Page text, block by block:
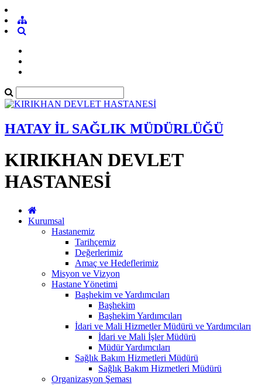
HATAY İL SAĞLIK MÜDÜRLÜĞÜ
KIRIKHAN DEVLET
HASTANESİ
Kurumsal
Hastanemiz
Tarihçemiz
Değerlerimiz
Amaç ve Hedeflerimiz
Misyon ve Vizyon
Hastane Yönetimi
Başhekim ve Yardımcıları
Başhekim
Başhekim Yardımcıları
İdari ve Mali Hizmetler Müdürü ve Yardımcıları
İdari ve Mali İşler Müdürü
Müdür Yardımcıları
Sağlık Bakım Hizmetleri Müdürü
Sağlık Bakım Hizmetleri Müdürü
Organizasyon Şeması